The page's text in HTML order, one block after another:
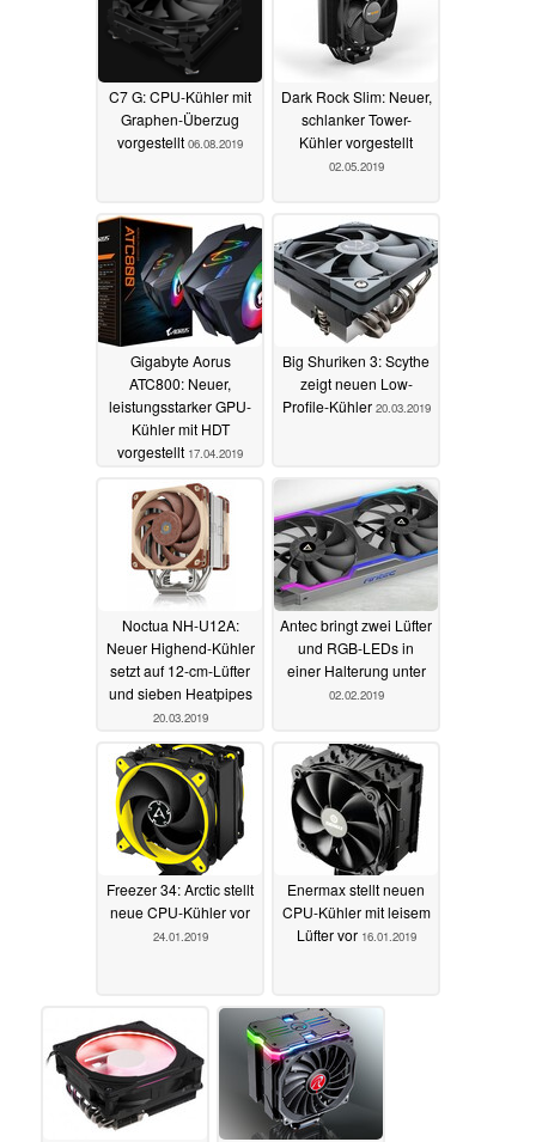
C7 G: CPU-Kühler mit
Graphen-Überzug
vorgestellt 06.08.2019
Dark Rock Slim: Neuer,
schlanker Tower-
Kühler vorgestellt
02.05.2019
Gigabyte Aorus
ATC800: Neuer,
leistungsstarker GPU-
Kühler mit HDT
vorgestellt 17.04.2019
Big Shuriken 3: Scythe
zeigt neuen Low-
Profile-Kühler 20.03.2019
Noctua NH-U12A:
Neuer Highend-Kühler
setzt auf 12-cm-Lüfter
und sieben Heatpipes
20.03.2019
Antec bringt zwei Lüfter
und RGB-LEDs in
einer Halterung unter
02.02.2019
Freezer 34: Arctic stellt
neue CPU-Kühler vor
24.01.2019
Enermax stellt neuen
CPU-Kühler mit leisem
Lüfter vor 16.01.2019